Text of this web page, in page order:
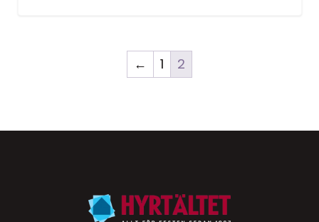
← 1 2